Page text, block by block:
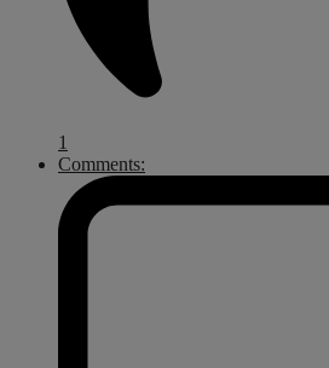
1
Comments: